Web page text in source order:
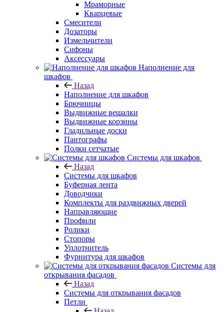
Мраморные
Кварцевые
Смесители
Дозаторы
Измельчители
Сифоны
Аксессуары
Наполнение для
шкафов
Назад
Наполнение для шкафов
Брючницы
Выдвижные вешалки
Выдвижные корзины
Гладильные доски
Пантографы
Полки сетчатые
Системы для шкафов
Назад
Системы для шкафов
Буферная лента
Доводчики
Комплекты для раздвижных дверей
Направляющие
Профили
Ролики
Стопоры
Уплотнитель
Фурнитура для шкафов
Системы для
открывания фасадов
Назад
Системы для открывания фасадов
Петли